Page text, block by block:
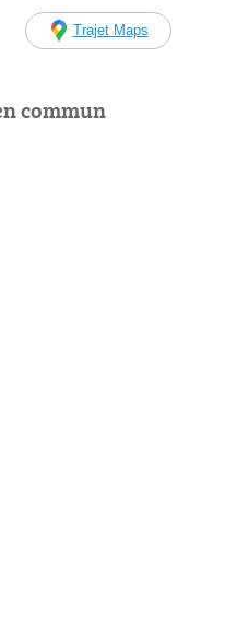
Trajet Maps
commun